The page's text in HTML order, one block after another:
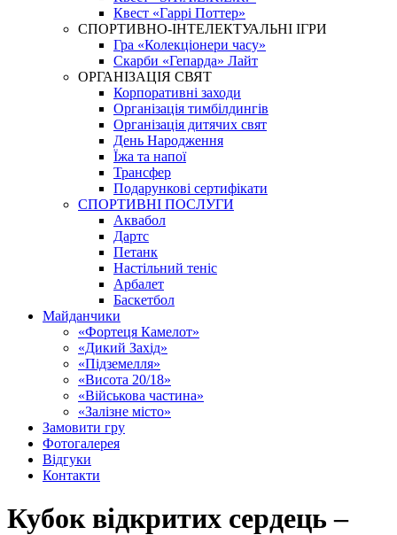
Квест «Гаррі Поттер»
СПОРТИВНО-ІНТЕЛЕКТУАЛЬНІ ІГРИ
Гра «Колекціонери часу»
Скарби «Гепарда» Лайт
ОРГАНІЗАЦІЯ СВЯТ
Корпоративні заходи
Організація тимбілдингів
Організація дитячих свят
День Народження
Їжа та напої
Трансфер
Подарункові сертифікати
СПОРТИВНІ ПОСЛУГИ
Аквабол
Дартс
Петанк
Настільний теніс
Арбалет
Баскетбол
Майданчики
«Фортеця Камелот»
«Дикий Захід»
«Підземелля»
«Висота 20/18»
«Військова частина»
«Залізне місто»
Замовити гру
Фотогалерея
Відгуки
Контакти
Кубок відкритих сердець –